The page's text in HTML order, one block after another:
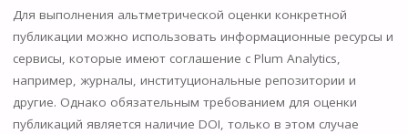
Для выполнения альтметрической оценки конкретной
публикации можно использовать информационные ресурсы и
сервисы, которые имеют соглашение с Plum Analytics,
например, журналы, институциональные репозитории и
другие. Однако обязательным требованием для оценки
публикаций является наличие DOI, только в этом случае